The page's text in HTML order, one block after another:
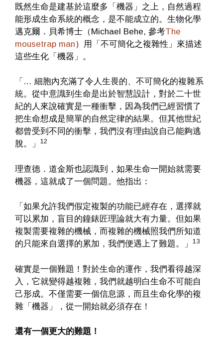
既然生命是建基於這麼多「機器」之上，自然過程
能形成生命系統的概念，是不能成立的。生物化學
邁克爾．貝希博士（Michael Behe, 參考The
mousetrap man）用「不可簡化之複雜性」來描述
這些生化「機器」。
「… 細胞內充滿了令人生畏的、不可簡化的複雜系
統。從中意識到生命是出於智慧設計，對於二十世
紀的人來說確實是一種衝擊，因為我們已經習慣了
把生命想成是簡單的自然定律的結果。但其他世紀
都曾受到不同的衝擊，我們沒有理由說自己能夠逃
脫。」
12
理查德．道金斯也認識到，如果生命一開始就需要
機器，這就成了一個問題。他指出：
「如果允許我們假定複製的功能已經存在，選擇就
可以累加，盲目的鐘錶匠理論就大有力量。但如果
複製需要複雜的機械，而複雜的機械照我們所知道
的只能來自選擇的累加，我們便遇上了難題。」
13
確實是一個難題！對於生命的運作，我們看得越深
入，它就變得越複雜，我們就越明白生命不可能自
己形成。不僅需要一個信息源，而且生命化學的複
雜「機器」，從一開始就必須存在！
還有一個更大的難題！